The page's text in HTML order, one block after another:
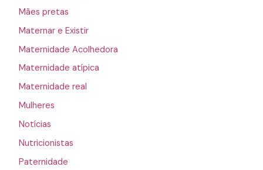
Mães pretas
Maternar e Existir
Maternidade Acolhedora
Maternidade atípica
Maternidade real
Mulheres
Notícias
Nutricionistas
Paternidade